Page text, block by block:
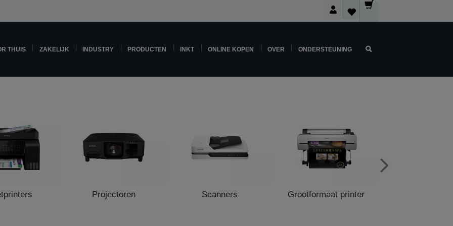
THUIS ZAKELIJK INDUSTRY PRODUCTEN INKT ONLINE KOPEN OVER ONDERSTEUNING
Projectoren Scanners Grootformaat printer